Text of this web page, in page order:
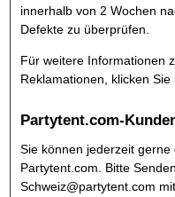
innerhalb von 2 Wochen
Defekte zu überprüfen.
Für weitere Informationen
Reklamationen, klicken Sie
Partytent.com-
Sie können jederzeit
Partytent.com. Bitte
Schweiz@partytent.com